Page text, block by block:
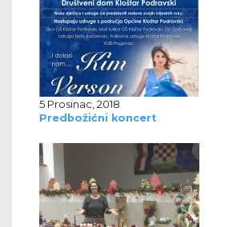
5 Prosinac, 2018
Predbožićni koncert